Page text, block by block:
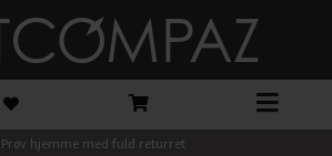
hjemme med fuld returret